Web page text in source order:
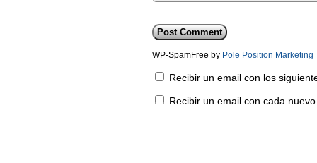
WP-SpamFree by Pole Position Marketing
Recibir un email con los
Recibir un email con cada